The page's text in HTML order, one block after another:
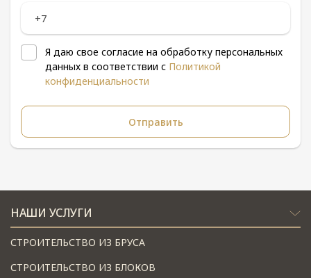
Я даю свое согласие на обработку персональных
данных в соответствии с Политикой
конфиденциальности
НАШИ УСЛУГИ
СТРОИТЕЛЬСТВО ИЗ БРУСА
СТРОИТЕЛЬСТВО ИЗ БЛОКОВ